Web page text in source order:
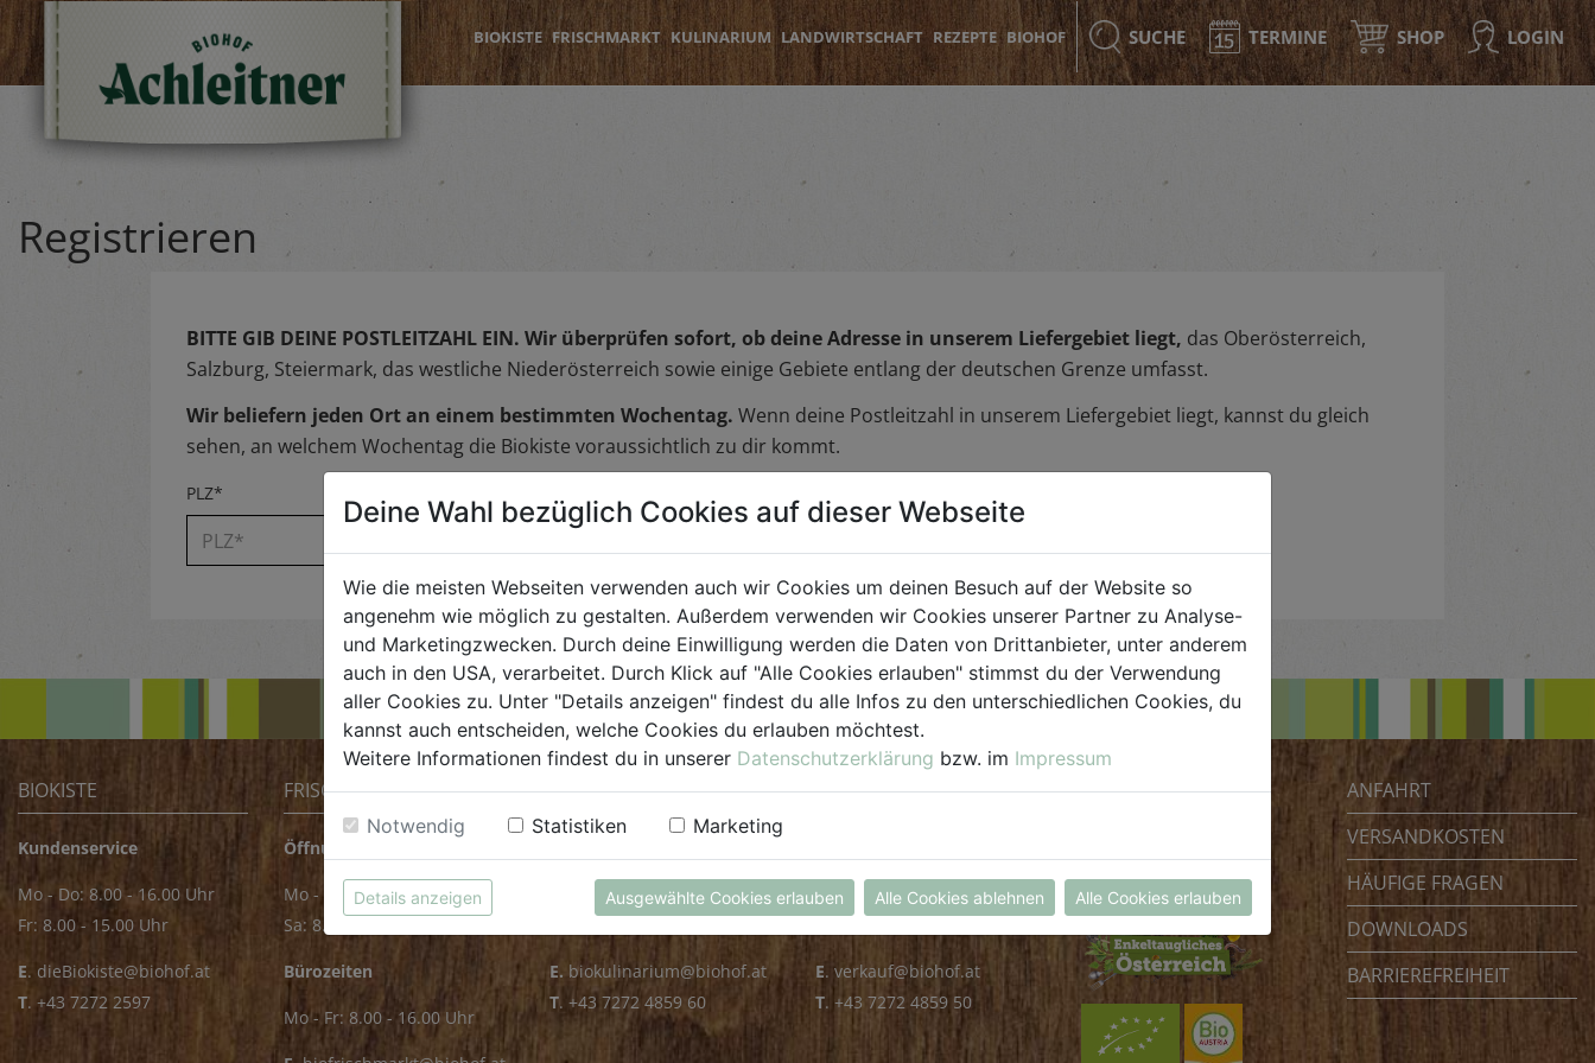
BIOKISTE FRISCHMARKT KULINARIUM LANDWIRTSCHAFT REZEPTE BIOHOF SUCHE TERMINE SHOP LOGIN
Registrieren
BITTE GIB DEINE POSTLEITZAHL EIN. Wir überprüfen sofort, ob deine Adresse in unserem Liefergebiet liegt, das Oberösterreich,
Salzburg, Steiermark, das westliche Niederösterreich sowie einige Gebiete entlang der deutschen Grenze umfasst.
Wir beliefern jeden Ort an einem bestimmten Wochentag. Wenn deine Postleitzahl in unserem Liefergebiet liegt, kannst du gleich
sehen, an welchem Wochentag die Biokiste voraussichtlich zu dir kommt.
PLZ*
BIOKISTE
Kundenservice
Mo - Do: 8.00 - 16.00 Uhr
Fr: 8.00 - 15.00 Uhr
E. dieBiokiste@biohof.at
T. +43 7272 2597
FRISCHMARKT
Öffnungszeiten
Mo - Fr: 8.00 - 18.00 Uhr
Sa: 8.00 - 14.00 Uhr
Bürozeiten
Mo - Fr: 8.00 - 16.00 Uhr
KULINARIUM
Mo - Fr: 8.00 - 14.30 Uhr
E. biokulinarium@biohof.at
T. +43 7272 4859 60
GROSSHANDEL
Mo - Do: 8.00 - 16.00 Uhr
E. verkauf@biohof.at
T. +43 7272 4859 50
Biohof Achleitner
4070 Eferding
Österreich
ANFAHRT
VERSANDKOSTEN
HÄUFIGE FRAGEN
DOWNLOADS
BARRIEREFREIHEIT
Deine Wahl bezüglich Cookies auf dieser Webseite
Wie die meisten Webseiten verwenden auch wir Cookies um deinen Besuch auf der Website so
angenehm wie möglich zu gestalten. Außerdem verwenden wir Cookies unserer Partner zu Analyse-
und Marketingzwecken. Durch deine Einwilligung werden die Daten von Drittanbieter, unter anderem
auch in den USA, verarbeitet. Durch Klick auf "Alle Cookies erlauben" stimmst du der Verwendung
aller Cookies zu. Unter "Details anzeigen" findest du alle Infos zu den unterschiedlichen Cookies, du
kannst auch entscheiden, welche Cookies du erlauben möchtest.
Weitere Informationen findest du in unserer Datenschutzerklärung bzw. im Impressum
Notwendig Statistiken Marketing
Details anzeigen Ausgewählte Cookies erlauben Alle Cookies ablehnen Alle Cookies erlauben